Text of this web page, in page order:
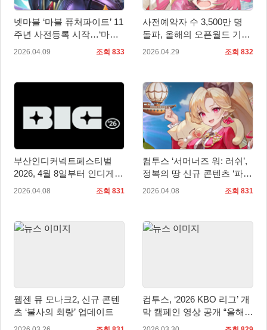
넷마블 ‘마블 퓨처파이트’ 11
주년 사전등록 시작…‘마블
라이벌즈’와 콜라보
2026.04.09 조회 833
사전예약자 수 3,500만 명
돌파, 올해의 오픈월드 기대
작 ‘이환’ 오늘 정식 출시!
2026.04.29 조회 832
부산인디커넥트페스티벌
2026, 4월 8일부터 인디게임
접수 시작
2026.04.08 조회 831
컴투스 ‘서머너즈 워: 러쉬’,
정복의 땅 신규 콘텐츠 ‘파
견’ 추가
2026.04.08 조회 831
웹젠 뮤 모나크2, 신규 콘텐
츠 ‘불사의 회랑’ 업데이트
컴투스, ‘2026 KBO 리그’ 개
막 캠페인 영상 공개 “올해
야구의 주인공은 너야!”